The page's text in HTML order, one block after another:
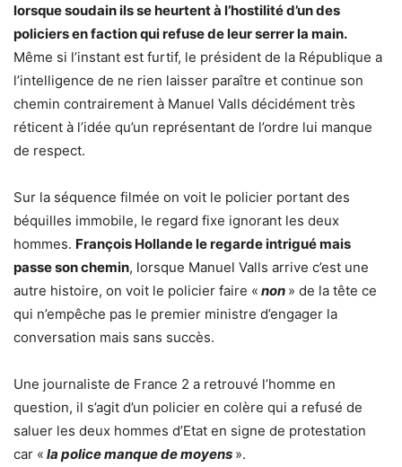
lorsque soudain ils se heurtent à l’hostilité d’un des
policiers en faction qui refuse de leur serrer la main.
Même si l’instant est furtif, le président de la République a
l’intelligence de ne rien laisser paraître et continue son
chemin contrairement à Manuel Valls décidément très
réticent à l’idée qu’un représentant de l’ordre lui manque
de respect.
Sur la séquence filmée on voit le policier portant des
béquilles immobile, le regard fixe ignorant les deux
hommes. François Hollande le regarde intrigué mais
passe son chemin, lorsque Manuel Valls arrive c’est une
autre histoire, on voit le policier faire « non » de la tête ce
qui n’empêche pas le premier ministre d’engager la
conversation mais sans succès.
Une journaliste de France 2 a retrouvé l’homme en
question, il s’agit d’un policier en colère qui a refusé de
saluer les deux hommes d’Etat en signe de protestation
car « la police manque de moyens ».